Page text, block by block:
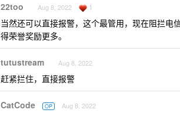
22too Aug 8, 2022 1
当然还可以直接报警，这个最管用，现在阻拦电
得荣誉奖励更多。
tutustream Aug 8, 2022
赶紧拦住，直接报警
CatCode OP Aug 8, 2022